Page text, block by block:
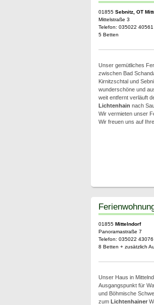
01855 Sebnitz, OT
Mittelstraße 3
Telefon: 035022 40561
5 Betten
Unser gemütliches
zwischen Bad
Kirnitzschtal und
wunderschöne und
weit entfernt verläuft
Lichtenhain nach
Wir vermieten unser
Wir freuen uns auf
01855 Mittelndorf
Panoramastraße 7
Telefon: 035022 43076
8 Betten + zusätzlich
Unser Haus in
Ausgangspunkt für
und Böhmische
zum Lichtenhainer